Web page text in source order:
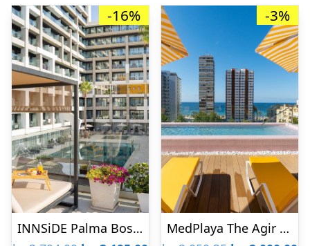
-16%
INNSiDE Palma Bosque
-3%
MedPlaya The Agir Springs Hotel